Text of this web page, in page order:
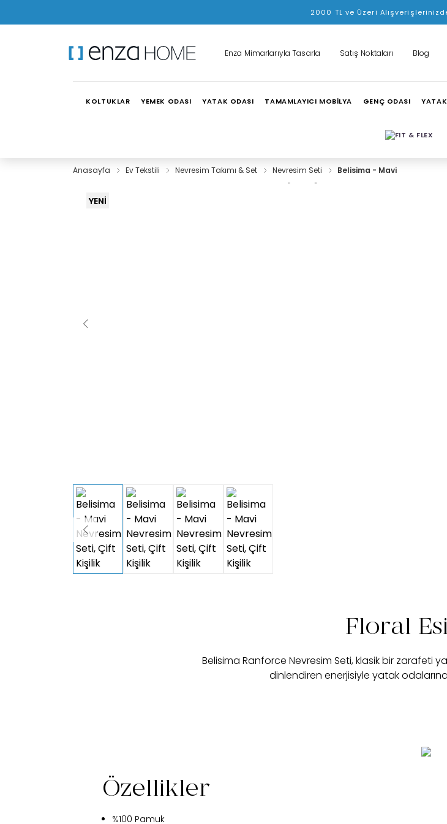
2000 TL ve Üzeri
Enza Mimarlarıyla Tasarla Satış Noktaları Blog
KOLTUKLAR YEMEK ODASI YATAK ODASI TAMAMLAYICI MOBİLYA GENÇ ODASI YATAK
Anasayfa Ev Tekstili Nevresim Takımı & Set Nevresim Seti Belisima - Mavi
YENİ
Floral
Belisima Ranforce Nevresim Seti, klasik bir zarafeti
dinlendiren enerjisiyle yatak
Özellikler
%100 Pamuk